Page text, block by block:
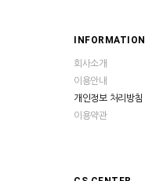
INFORMATION
회사소개
이용안내
개인정보 처리방침
이용약관